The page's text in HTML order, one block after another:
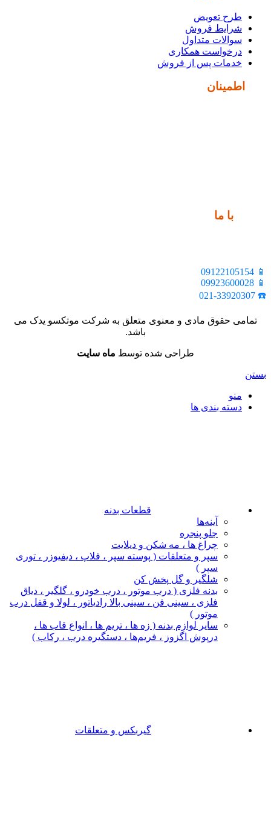
طرح تعویض
شرایط فروش
سوالات متداول
درخواست همکاری
خدمات پس از فروش
اطمینان
با ما
📱 09122105154
📱 09923600028
☎️ 021-33920307
تمامی حقوق مادی و معنوی متعلق به شرکت موتکسو یدک می
باشد.
طراحی شده توسط ماه سایت
بستن
منو
دسته بندی ها
قطعات بدنه
آینه‌ها
جلو پنجره
چراغ‌ ها ، مه‌ شکن و دیلایت
سپر و متعلقات ( پوسته سپر ، فلاپ ، دیفیوزر ، توری
سپر )
شلگیر و گل‌ پخش‌ کن
بدنه فلزی ( درب موتور ، درب خودرو ، گلگیر ، دیاق
فلزی ، سینی فن ، سینی بالا رادیاتور ، لولا و قفل درب
موتور )
سایر لوازم بدنه ( زه ها ، تریم ها ، انواع قاب ها ،
درپوش اگزوز ، فریم‌ها ، دستگیره درب ، رکاب )
گیربکس و متعلقات